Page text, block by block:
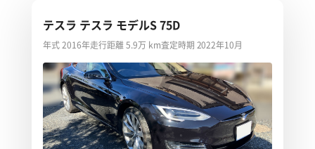
テスラ テスラ モデルS 75D
年式 2016年走行距離 5.9万 km査定時期 2022年10月